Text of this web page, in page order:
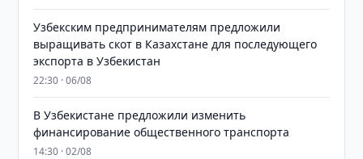
Узбекским предпринимателям предложили
выращивать скот в Казахстане для последующего
экспорта в Узбекистан
22:30 · 06/08
В Узбекистане предложили изменить
финансирование общественного транспорта
14:30 · 02/08